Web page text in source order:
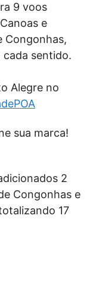
9 voos
e
Congonhas,
sentido.
Alegre no
sua marca!
2
Congonhas e
17